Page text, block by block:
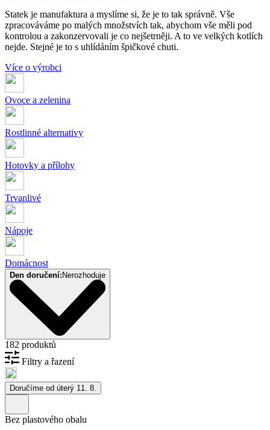
Statek je manufaktura a myslíme si, že je to tak správně. Vše
zpracováváme po malých množstvích tak, abychom vše měli pod
kontrolou a zakonzervovali je co nejšetrněji. A to ve velkých kotlích
nejde. Stejné je to s uhlídáním špičkové chuti.
Více o výrobci
Ovoce a zelenina
Rostlinné alternativy
Hotovky a přílohy
Trvanlivé
Nápoje
Domácnost
Den doručení: Nerozhoduje
182 produktů
Filtry a řazení
Doručíme od úterý 11. 8.
Bez plastového obalu